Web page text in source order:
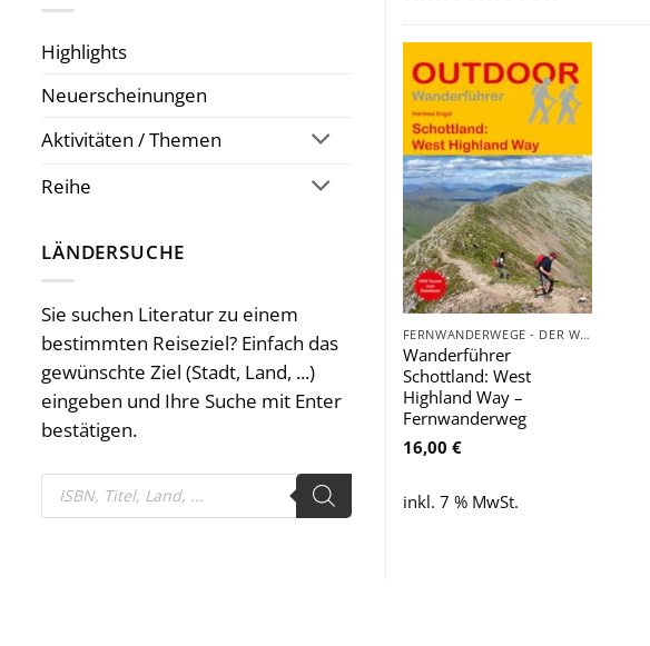
Highlights
Neuerscheinungen
Aktivitäten / Themen
Reihe
LÄNDERSUCHE
Sie suchen Literatur zu einem
bestimmten Reiseziel? Einfach das
gewünschte Ziel (Stadt, Land, ...)
eingeben und Ihre Suche mit Enter
bestätigen.
Products
search
Zu
Wunschliste
hinzufügen
FERNWANDERWEGE - DER WEG IST DAS ZIEL
Wanderführer
Schottland: West
Highland Way –
Fernwanderweg
16,00 €
inkl. 7 % MwSt.